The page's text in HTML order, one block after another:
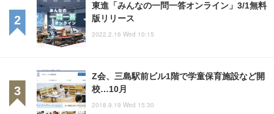
東進「みんなの一問一答オンライン」3/1無料
版リリース
2022.2.16 Wed 10:15
Z会、三島駅前ビル1階で学童保育施設など開
校…10月
2018.9.19 Wed 15:30